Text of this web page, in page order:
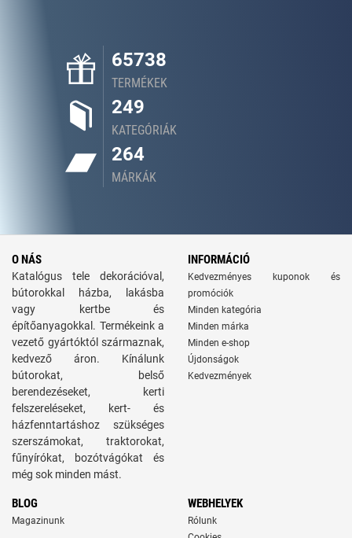
65738
TERMÉKEK
249
KATEGÓRIÁK
264
MÁRKÁK
O NÁS
Katalógus tele dekorációval,
bútorokkal házba, lakásba
vagy kertbe és
építőanyagokkal. Termékeink a
vezető gyártóktól származnak,
kedvező áron. Kínálunk
bútorokat, belső
berendezéseket, kerti
felszereléseket, kert- és
házfenntartáshoz szükséges
szerszámokat, traktorokat,
fűnyírókat, bozótvágókat és
még sok minden mást.
INFORMÁCIÓ
Kedvezményes kuponok és
promóciók
Minden kategória
Minden márka
Minden e-shop
Újdonságok
Kedvezmények
BLOG
Magazinunk
WEBHELYEK
Rólunk